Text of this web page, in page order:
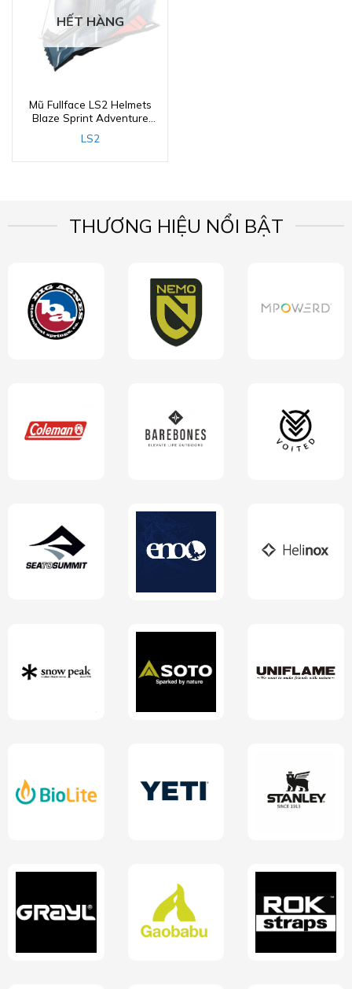
HẾT HÀNG
Mũ Fullface LS2 Helmets
Blaze Sprint Adventure
(White/Red/Gray) (436B-
LS2
THƯƠNG HIỆU NỔI BẬT